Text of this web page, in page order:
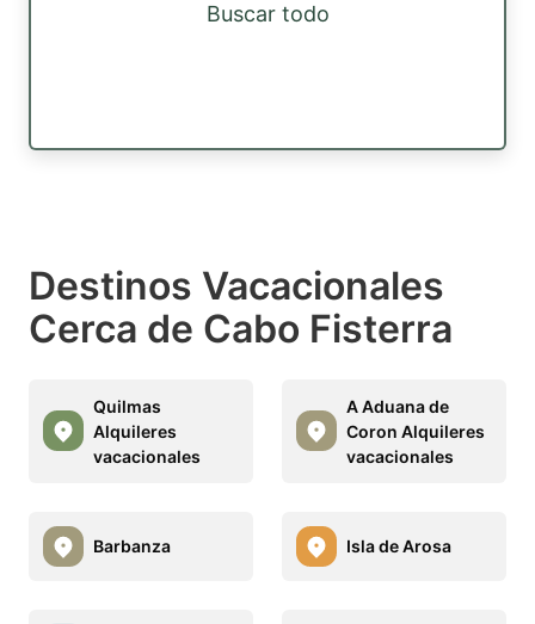
Buscar todo
Destinos Vacacionales
Cerca de Cabo Fisterra
Quilmas
Alquileres
vacacionales
A Aduana de
Coron Alquileres
vacacionales
Barbanza Isla de Arosa